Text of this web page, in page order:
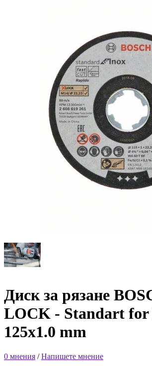
Диск за рязане
LOCK - Standart for
125x1.0 mm
0 мнения /Напишете мнение